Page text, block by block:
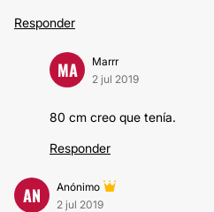
Responder
MA
Marrr
2 jul 2019
80 cm creo que tenía.
Responder
AN
Anónimo
2 jul 2019